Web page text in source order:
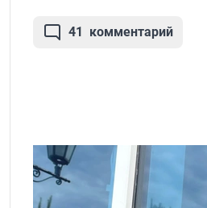
41 комментарий